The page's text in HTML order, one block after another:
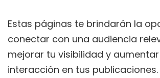
Estas páginas te brindarán la
conectar con una audiencia
mejorar tu visibilidad y
interacción en tus publicaciones.